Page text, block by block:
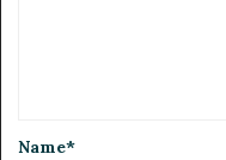
Name*